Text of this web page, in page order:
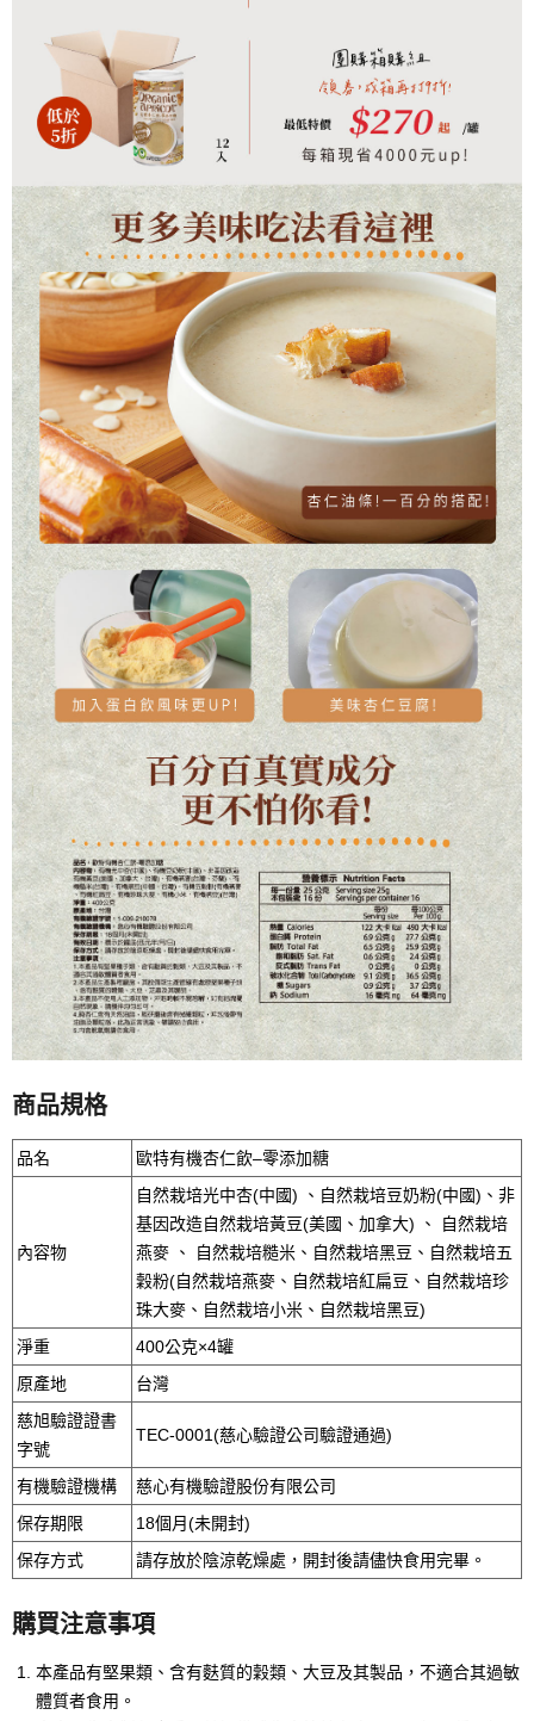
商品規格
品名 歐特有機杏仁飲–零添加糖
內容物
自然栽培光中杏(中國) 、自然栽培豆奶粉(中國)、非
基因改造自然栽培黃豆(美國、加拿大) 、 自然栽培
燕麥 、 自然栽培糙米、自然栽培黑豆、自然栽培五
穀粉(自然栽培燕麥、自然栽培紅扁豆、自然栽培珍
珠大麥、自然栽培小米、自然栽培黑豆)
淨重
400公克×4罐
原產地
台灣
慈旭驗證證書
字號
TEC-0001(慈心驗證公司驗證通過)
有機驗證機構
慈心有機驗證股份有限公司
保存期限
18個月(未開封)
保存方式
請存放於陰涼乾燥處，開封後請儘快食用完畢。
購買注意事項
本產品有堅果類、含有麩質的穀類、大豆及其製品，不適合其過敏
體質者食用。